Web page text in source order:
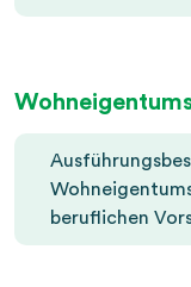
beruflichen